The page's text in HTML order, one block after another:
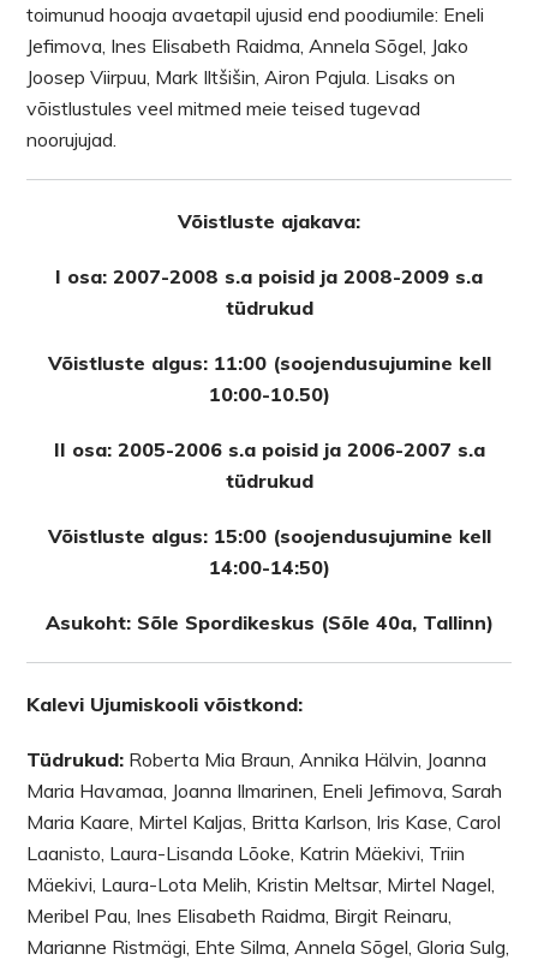
toimunud hooaja avaetapil ujusid end poodiumile: Eneli
Jefimova, Ines Elisabeth Raidma, Annela Sõgel, Jako
Joosep Viirpuu, Mark Iltšišin, Airon Pajula. Lisaks on
võistlustules veel mitmed meie teised tugevad
noorujujad.
Võistluste ajakava:
I osa: 2007-2008 s.a poisid ja 2008-2009 s.a
tüdrukud
Võistluste algus: 11:00 (soojendusujumine kell
10:00-10.50)
II osa: 2005-2006 s.a poisid ja 2006-2007 s.a
tüdrukud
Võistluste algus: 15:00 (soojendusujumine kell
14:00-14:50)
Asukoht: Sõle Spordikeskus (Sõle 40a, Tallinn)
Kalevi Ujumiskooli võistkond:
Tüdrukud: Roberta Mia Braun, Annika Hälvin, Joanna
Maria Havamaa, Joanna Ilmarinen, Eneli Jefimova, Sarah
Maria Kaare, Mirtel Kaljas, Britta Karlson, Iris Kase, Carol
Laanisto, Laura-Lisanda Lõoke, Katrin Mäekivi, Triin
Mäekivi, Laura-Lota Melih, Kristin Meltsar, Mirtel Nagel,
Meribel Pau, Ines Elisabeth Raidma, Birgit Reinaru,
Marianne Ristmägi, Ehte Silma, Annela Sõgel, Gloria Sulg,